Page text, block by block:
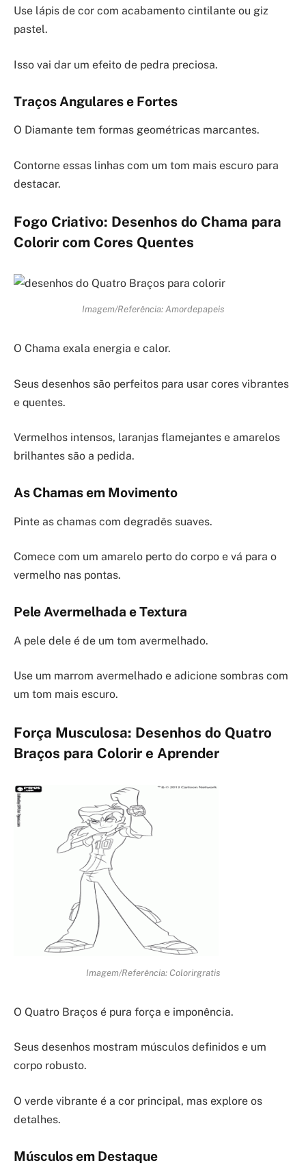
Use lápis de cor com acabamento cintilante ou giz
pastel.
Isso vai dar um efeito de pedra preciosa.
Traços Angulares e Fortes
O Diamante tem formas geométricas marcantes.
Contorne essas linhas com um tom mais escuro para
destacar.
Fogo Criativo: Desenhos do Chama para
Colorir com Cores Quentes
Imagem/Referência: Amordepapeis
O Chama exala energia e calor.
Seus desenhos são perfeitos para usar cores vibrantes
e quentes.
Vermelhos intensos, laranjas flamejantes e amarelos
brilhantes são a pedida.
As Chamas em Movimento
Pinte as chamas com degradês suaves.
Comece com um amarelo perto do corpo e vá para o
vermelho nas pontas.
Pele Avermelhada e Textura
A pele dele é de um tom avermelhado.
Use um marrom avermelhado e adicione sombras com
um tom mais escuro.
Força Musculosa: Desenhos do Quatro
Braços para Colorir e Aprender
Imagem/Referência: Colorirgratis
O Quatro Braços é pura força e imponência.
Seus desenhos mostram músculos definidos e um
corpo robusto.
O verde vibrante é a cor principal, mas explore os
detalhes.
Músculos em Destaque